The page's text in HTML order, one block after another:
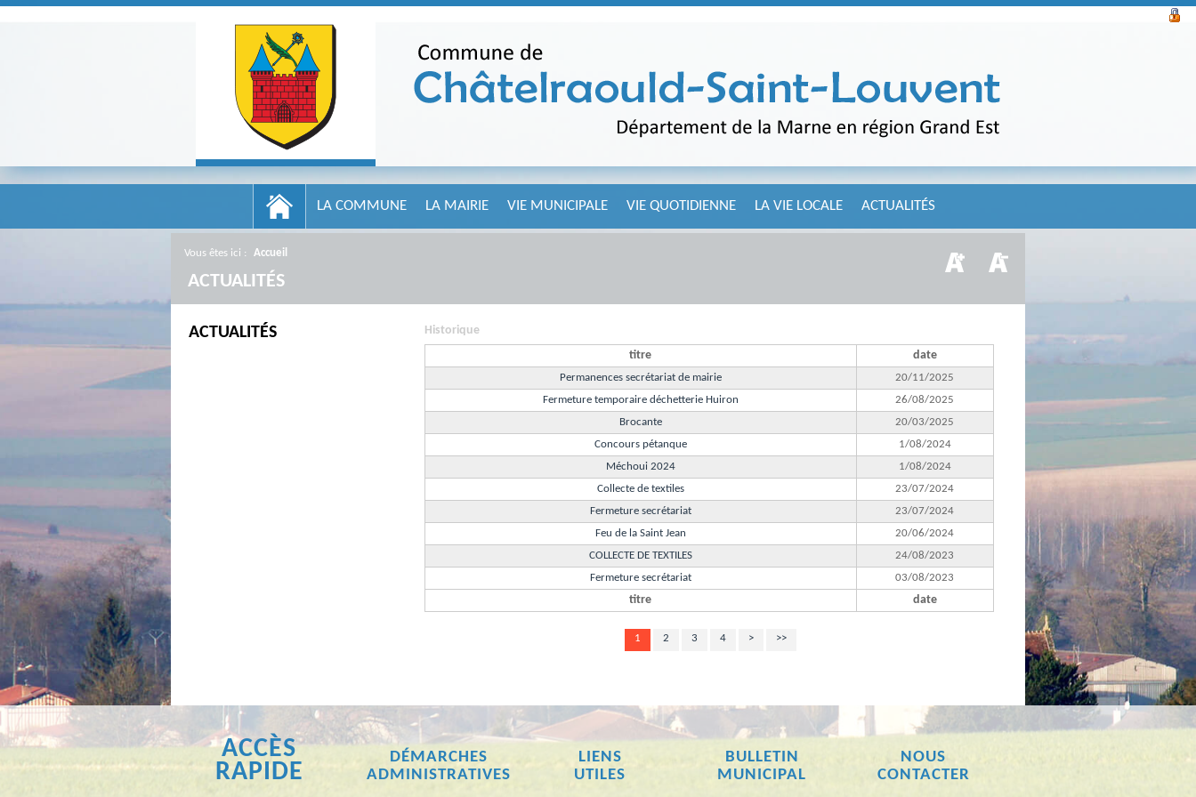
LA COMMUNE LA MAIRIE VIE MUNICIPALE VIE QUOTIDIENNE LA VIE LOCALE ACTUALITÉS
Vous êtes ici : Accueil
ACTUALITÉS
ACTUALITÉS
Historique
titre
date
titre date
Permanences secrétariat de mairie
20/11/2025
Fermeture temporaire déchetterie Huiron
26/08/2025
Brocante
20/03/2025
Concours pétanque
1/08/2024
Méchoui 2024
1/08/2024
Collecte de textiles
23/07/2024
Fermeture secrétariat
23/07/2024
Feu de la Saint Jean
20/06/2024
COLLECTE DE TEXTILES
24/08/2023
Fermeture secrétariat
03/08/2023
1 2 3 4 > >>
ACCÈS
RAPIDE
DÉMARCHES
ADMINISTRATIVES
LIENS
UTILES
BULLETIN
MUNICIPAL
NOUS
CONTACTER